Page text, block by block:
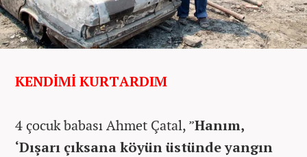
KENDİMİ KURTARDIM
4 çocuk babası Ahmet Çatal, ”Hanım,
‘Dışarı çıksana köyün üstünde yangın